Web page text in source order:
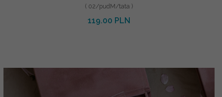
( 02/pudM/tata )
119.00 PLN